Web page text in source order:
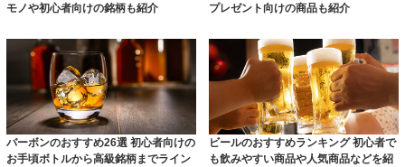
モノや初心者向けの銘柄も紹介
プレゼント向けの商品も紹介
バーボンのおすすめ26選 初心者向けの
お手頃ボトルから高級銘柄までライン
ビールのおすすめランキング 初心者で
も飲みやすい商品や人気商品などを紹